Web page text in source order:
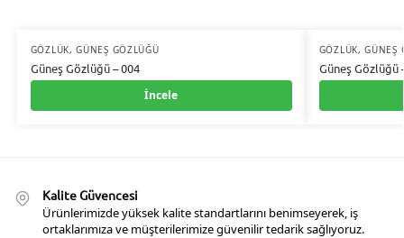
GÖZLÜK,GÜNEŞ GÖZLÜĞÜ
Güneş Gözlüğü – 004
İncele
GÖZLÜK,GÜNEŞ
Güneş Gözlüğü
Kalite Güvencesi
Ürünlerimizde yüksek kalite standartlarını benimseyerek, iş
ortaklarımıza ve müşterilerimize güvenilir tedarik sağlıyoruz.